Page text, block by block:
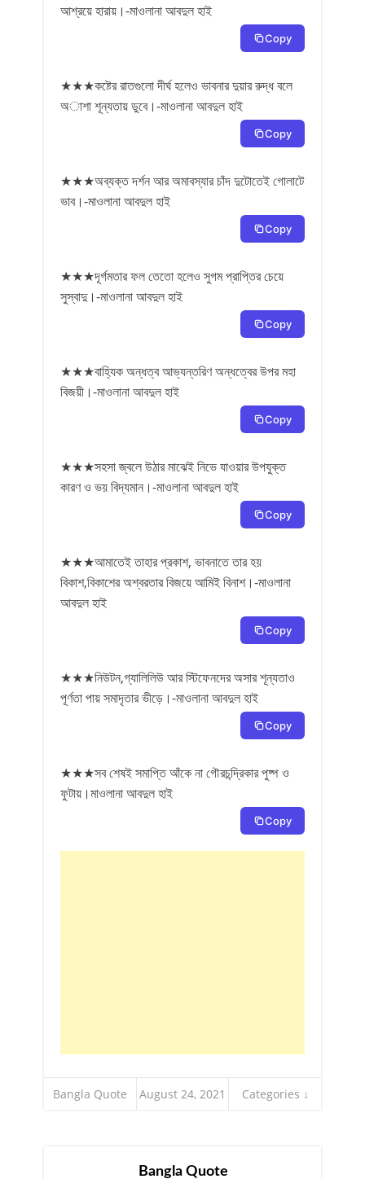
আশ্রয়ে হারায়।-মাওলানা আবদুল হাই
Copy
★★★কষ্টের রাতগুলো দীর্ঘ হলেও ভাবনার দুয়ার রুদ্ধ বলে
অাশা শূন্যতায় ডুবে।-মাওলানা আবদুল হাই
Copy
★★★অব্যক্ত দর্শন আর অমাবস্যার চাঁদ দুটোতেই গোলাটে
ভাব।-মাওলানা আবদুল হাই
Copy
★★★দূর্গমতার ফল তেতো হলেও সুগম প্রাপ্তির চেয়ে
সুস্বাদু।-মাওলানা আবদুল হাই
Copy
★★★বাহ্যিক অন্ধত্ব আভ্যন্তরিণ অন্ধত্বের উপর মহা
বিজয়ী।-মাওলানা আবদুল হাই
Copy
★★★সহসা জ্বলে উঠার মাঝেই নিভে যাওয়ার উপযুক্ত
কারণ ও ভয় বিদ্যমান।-মাওলানা আবদুল হাই
Copy
★★★আমাতেই তাহার প্রকাশ, ভাবনাতে তার হয়
বিকাশ,বিকাশের অশ্বরতার বিজয়ে আমিই বিনাশ।-মাওলানা
আবদুল হাই
Copy
★★★নিউটন,গ্যালিলিউ আর স্টিফেনদের অসার শূন্যতাও
পূর্ণতা পায় সমাদৃতার ভীড়ে।-মাওলানা আবদুল হাই
Copy
★★★সব শেষই সমাপ্তি আঁকে না গৌরচন্দ্রিকার পুষ্প ও
ফুটায়।মাওলানা আবদুল হাই
Copy
Bangla Quote August 24, 2021 Categories ↓
Bangla Quote